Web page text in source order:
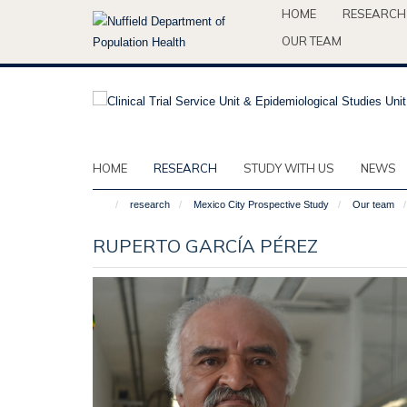
HOME
RESEARCH
OUR TEAM
HOME RESEARCH STUDY WITH US NEWS
research Mexico City Prospective Study Our team
RUPERTO GARCÍA PÉREZ